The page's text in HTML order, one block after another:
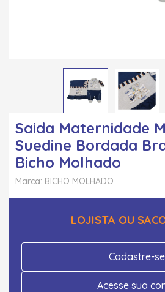
Saida Maternidade
Suedine Bordada
Bicho Molhado
Marca: BICHO MOLHADO
LOJISTA OU
Cadastre-se
Acesse sua